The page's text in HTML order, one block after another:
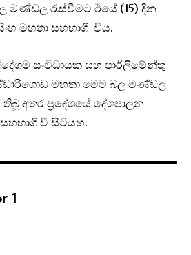
මණ්ඩල රැස්වීමට ඊයේ (15) දින
මහතා සහභාගී විය.
සංවිධායක සහ පාර්ලිමේන්තු
මහතා මෙම බල මණ්ඩල
අතර ප්‍රදේශයේ දේශපාලන
වී සිටියහ.
1